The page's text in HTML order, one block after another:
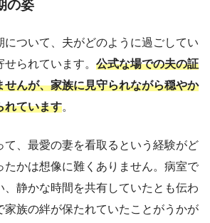
の姿
について、夫がどのように過ごしてい
られています。 公式な場での夫の証
せんが、家族に見守られながら穏やか
れています。
て、最愛の妻を看取るという経験がど
たかは想像に難くありません。病室で
、静かな時間を共有していたとも伝わ
家族の絆が保たれていたことがうかが